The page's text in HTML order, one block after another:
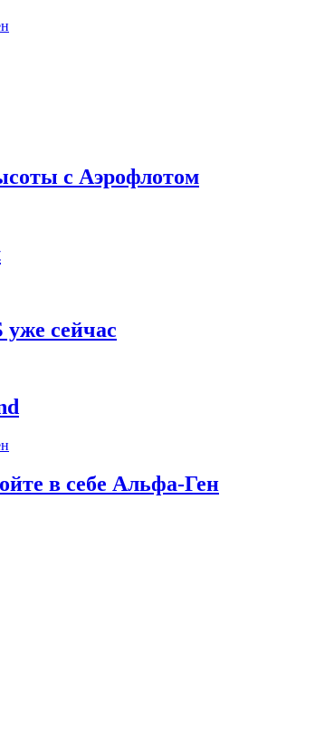
с Аэрофлотом
сейчас
в себе Альфа-Ген